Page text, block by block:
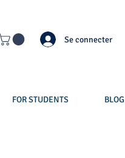
Se connecter
FOR STUDENTS BLOG